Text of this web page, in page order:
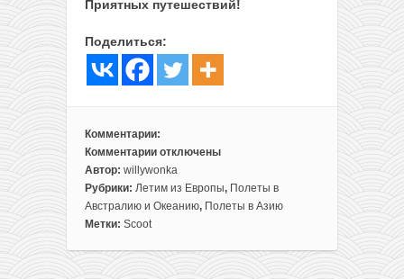
Приятных путешествий!
Поделиться:
Комментарии:
Комментарии
к
записи
Распродажа
Scoot:
отключены
Автор: willywonka
Рубрики: Летим из Европы, Полеты в
Австралию и Океанию, Полеты в Азию
Метки: Scoot